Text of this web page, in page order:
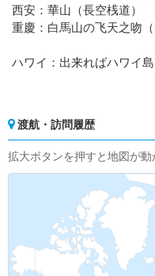
西安：華山（長空桟道）
重慶：白馬山の飞天之吻（
ハワイ：出来ればハワイ
渡航・訪問履歴
拡大ボタンを押すと地図が動